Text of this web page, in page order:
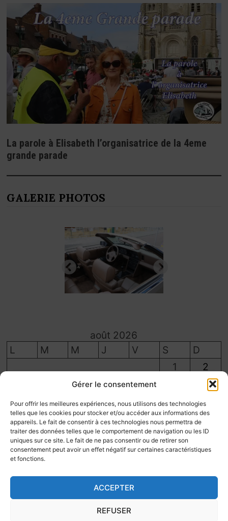
Gérer le consentement
Pour offrir les meilleures expériences, nous utilisons des technologies
telles que les cookies pour stocker et/ou accéder aux informations des
appareils. Le fait de consentir à ces technologies nous permettra de
traiter des données telles que le comportement de navigation ou les ID
uniques sur ce site. Le fait de ne pas consentir ou de retirer son
consentement peut avoir un effet négatif sur certaines caractéristiques
et fonctions.
ACCEPTER
REFUSER
La parole à Elisabeth l’organisatrice de la 4eme
grande parade
GALERIE PHOTOS
août 2026
L
M M J V S
D
1
2
5 6 7
9
10
11 12 13 14 15
16
17
18 19 20 21 22
23
24
25 26 27 28 29
30
31
« Juil